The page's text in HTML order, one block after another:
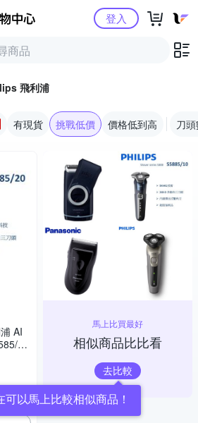
Yahoo購物中心登入
飛利浦
有現貨 挑戰低價 價格低到高 刀
AI
20
馬上比買最好
相似商品比比看
去比較
可以馬上比較相似商品！